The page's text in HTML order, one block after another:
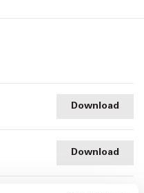
Download
Download